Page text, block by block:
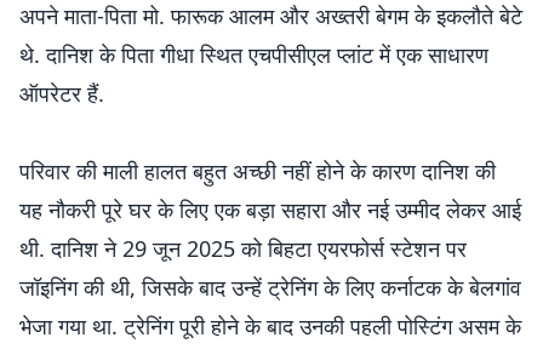
अपने माता-पिता मो. फारूक आलम और अख्तरी बेगम के इकलौते बेटे
थे. दानिश के पिता गीधा स्थित एचपीसीएल प्लांट में एक साधारण
ऑपरेटर हैं.
परिवार की माली हालत बहुत अच्छी नहीं होने के कारण दानिश की
यह नौकरी पूरे घर के लिए एक बड़ा सहारा और नई उम्मीद लेकर आई
थी. दानिश ने 29 जून 2025 को बिहटा एयरफोर्स स्टेशन पर
जॉइनिंग की थी, जिसके बाद उन्हें ट्रेनिंग के लिए कर्नाटक के बेलगांव
भेजा गया था. ट्रेनिंग पूरी होने के बाद उनकी पहली पोस्टिंग असम के